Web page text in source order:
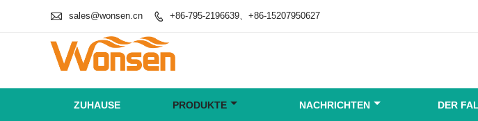
 sales@wonsen.cn  +86-795-2196639、+86-15207950627
ZUHAUSE PRODUKTE NACHRICHTEN DER